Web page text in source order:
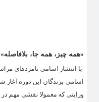
«همه چیز، همه جا،
اسامی برندگان این دوره آغاز
ورایتی که معمولا نقشی مهم در